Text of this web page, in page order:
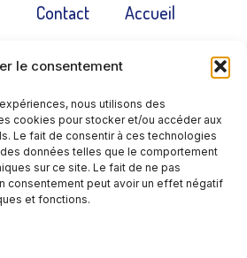
le consentement
nous utilisons des
cookies pour stocker et/ou accéder aux
Le fait de consentir à ces technologies
données telles que le comportement
sur ce site. Le fait de ne pas
consentement peut avoir un effet négatif
et fonctions.
Contact
Accueil